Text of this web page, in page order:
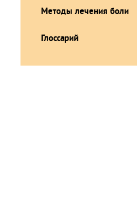
Методы лечения боли
Глоссарий